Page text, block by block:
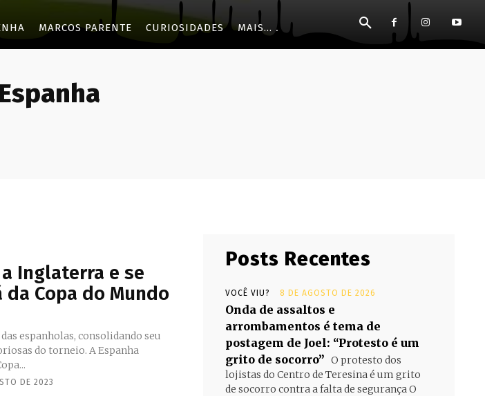
MARCOS PARENTE CURIOSIDADES MAIS...
Espanha
Inglaterra e se
da Copa do Mundo
espanholas, consolidando seu
torneio. A Espanha
DE 2023
Posts Recentes
VOCÊ VIU? 8 DE AGOSTO DE 2026
Onda de assaltos e
arrombamentos é tema de
postagem de Joel: “Protesto é um
grito de socorro” O protesto dos
lojistas do Centro de Teresina é um grito
de socorro contra a falta de segurança O